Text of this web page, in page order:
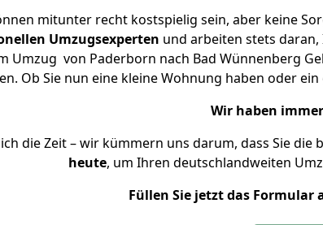
mitunter recht kostspielig sein, aber keine
Umzugsexperten und arbeiten stets daran,
Umzug von Paderborn nach Bad Wünnenberg
Ob Sie nun eine kleine Wohnung haben oder
Wir haben
die Zeit – wir kümmern uns darum, dass Sie die
heute, um Ihren deutschlandweiten
Füllen Sie jetzt das Formular